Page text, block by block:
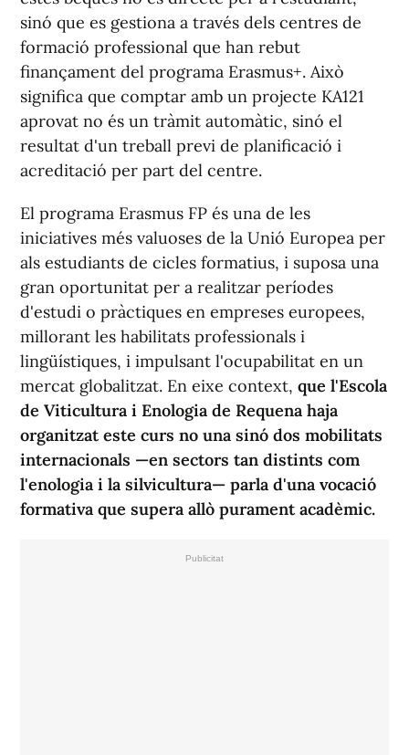
sinó que es gestiona a través dels centres de
formació professional que han rebut
finançament del programa Erasmus+. Això
significa que comptar amb un projecte KA121
aprovat no és un tràmit automàtic, sinó el
resultat d'un treball previ de planificació i
acreditació per part del centre.
El programa Erasmus FP és una de les
iniciatives més valuoses de la Unió Europea per
als estudiants de cicles formatius, i suposa una
gran oportunitat per a realitzar períodes
d'estudi o pràctiques en empreses europees,
millorant les habilitats professionals i
lingüístiques, i impulsant l'ocupabilitat en un
mercat globalitzat. En eixe context, que l'Escola
de Viticultura i Enologia de Requena haja
organitzat este curs no una sinó dos mobilitats
internacionals —en sectors tan distints com
l'enologia i la silvicultura— parla d'una vocació
formativa que supera allò purament acadèmic.